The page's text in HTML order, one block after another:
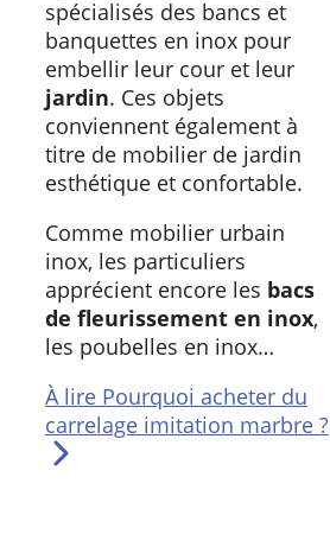
spécialisés des bancs et
banquettes en inox pour
embellir leur cour et leur
jardin. Ces objets
conviennent également à
titre de mobilier de jardin
esthétique et confortable.
Comme mobilier urbain
inox, les particuliers
apprécient encore les bacs
de fleurissement en inox,
les poubelles en inox…
À lire Pourquoi acheter du
carrelage imitation marbre ?